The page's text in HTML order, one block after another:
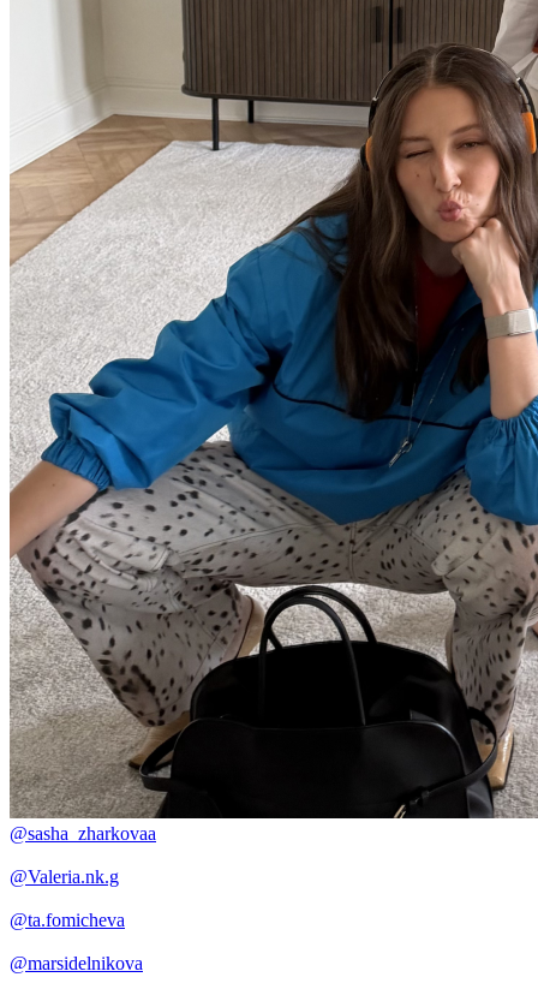
@sasha_zharkovaa
@Valeria.nk.g
@ta.fomicheva
@marsidelnikova